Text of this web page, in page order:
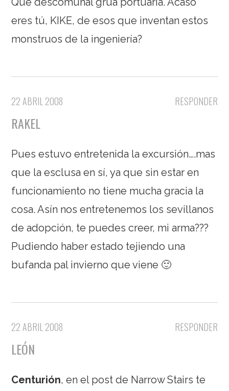
eres tú, KIKE, de esos que inventan estos
monstruos de la ingeniería?
RESPONDER
22 ABRIL 2008
RAKEL
Pues estuvo entretenida la excursión….mas
que la esclusa en sí, ya que sin estar en
funcionamiento no tiene mucha gracia la
cosa. Asín nos entretenemos los sevillanos
de adopción, te puedes creer, mi arma???
Pudiendo haber estado tejiendo una
bufanda pal invierno que viene 🙂
RESPONDER
22 ABRIL 2008
LEÓN
Centurión, en el post de Narrow Stairs te